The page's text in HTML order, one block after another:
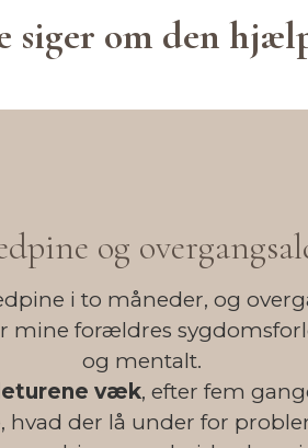
siger om den
og
i to måneder, og
mine forældres
og mentalt.
væk, efter fem
hvad der lå under for